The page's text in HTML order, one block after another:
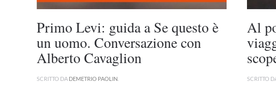
Primo Levi: guida a Se questo è
un uomo. Conversazione con
Alberto Cavaglion
SCRITTO DA DEMETRIO PAOLIN
Al
SCRITTO